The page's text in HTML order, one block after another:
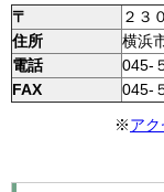
〒
２３
住所
横浜
電話
045-
FAX
045-
※ア